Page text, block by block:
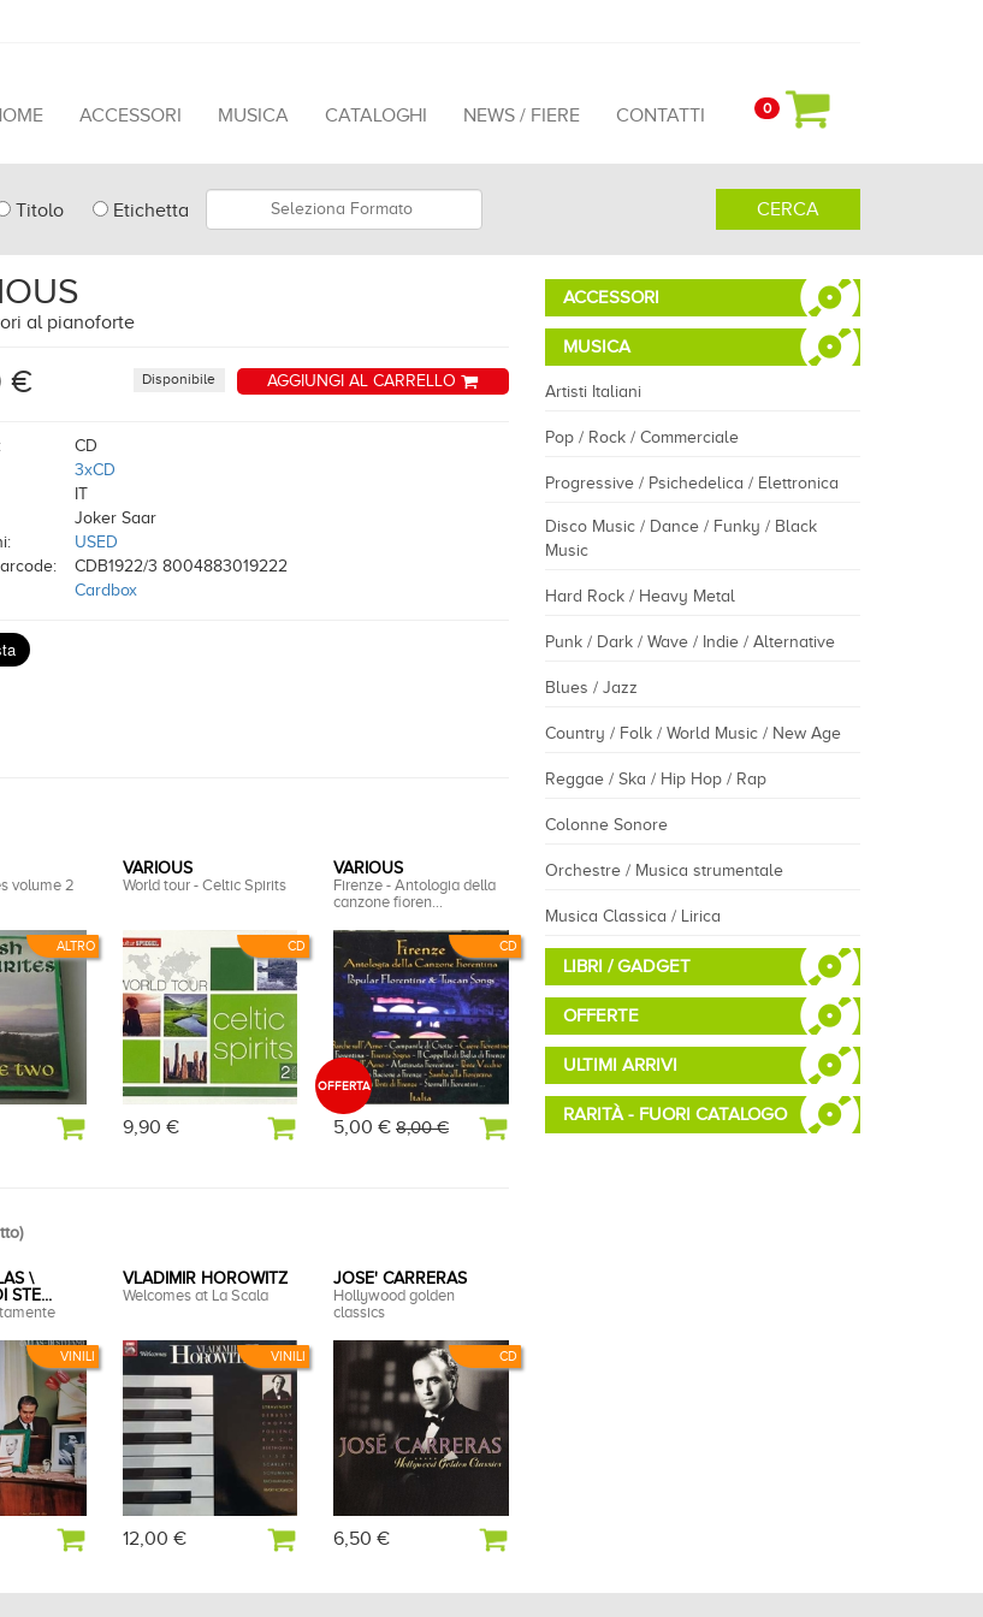
ACCESSORI MUSICA CATALOGHI NEWS / FIERE CONTATTI 0
Titolo Etichetta Formato CERCA
al pianoforte
€ Disponibile AGGIUNGI AL CARRELLO
CD
3xCD
IT
Joker Saar
USED
CDB1922/3 8004883019222
Cardbox
ALTRO
volume 2
CD
VARIOUS
World tour - Celtic Spirits
9,90 €
CD
VARIOUS
Firenze - Antologia della
canzone fioren...
OFFERTA
5,00 € 8,00 €
)
VINILI
\
STE...
VINILI
VLADIMIR HOROWITZ
Welcomes at La Scala
12,00 €
CD
JOSE' CARRERAS
Hollywood golden
classics
6,50 €
ACCESSORI
MUSICA
Artisti Italiani
Pop / Rock / Commerciale
Progressive / Psichedelica / Elettronica
Disco Music / Dance / Funky / Black
Music
Hard Rock / Heavy Metal
Punk / Dark / Wave / Indie / Alternative
Blues / Jazz
Country / Folk / World Music / New Age
Reggae / Ska / Hip Hop / Rap
Colonne Sonore
Orchestre / Musica strumentale
Musica Classica / Lirica
LIBRI / GADGET
OFFERTE
ULTIMI ARRIVI
RARITÀ - FUORI CATALOGO